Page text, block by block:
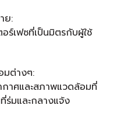
ย:
ร์เฟซที่เป็นมิตรกับผู้ใช้
มต่างๆ:
าศและสภาพแวดล้อมที่
ร่มและกลางแจ้ง